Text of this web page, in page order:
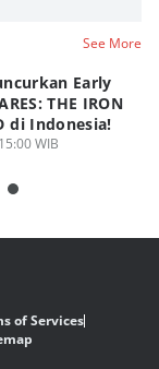
See More
Early
THE IRON
di Indonesia!
WIB
of Services